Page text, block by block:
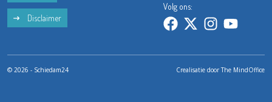
Disclaimer
Volg ons:
© 2026 - Schiedam24 Crealisatie doorThe MindOffice